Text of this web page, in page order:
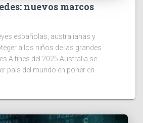
nuevos marcos
españolas, australianas y
a los niños de las grandes
A fines del 2025 Australia se
país del mundo en poner en